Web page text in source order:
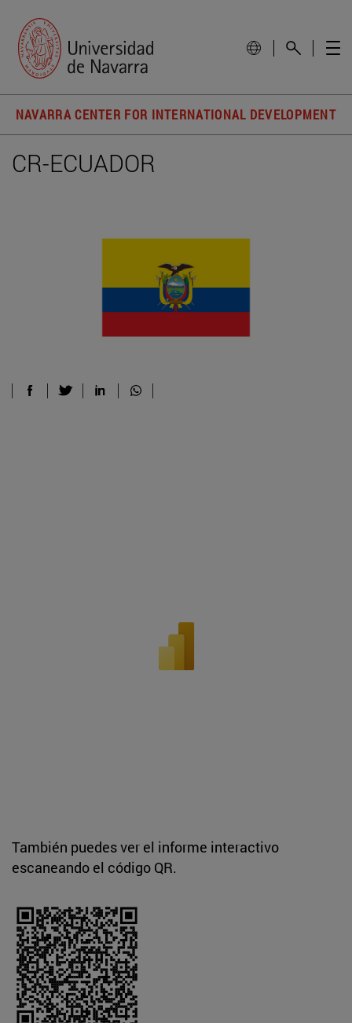
NAVARRA CENTER FOR INTERNATIONAL DEVELOPMENT
CR-ECUADOR
También puedes ver el informe interactivo
escaneando el código QR.